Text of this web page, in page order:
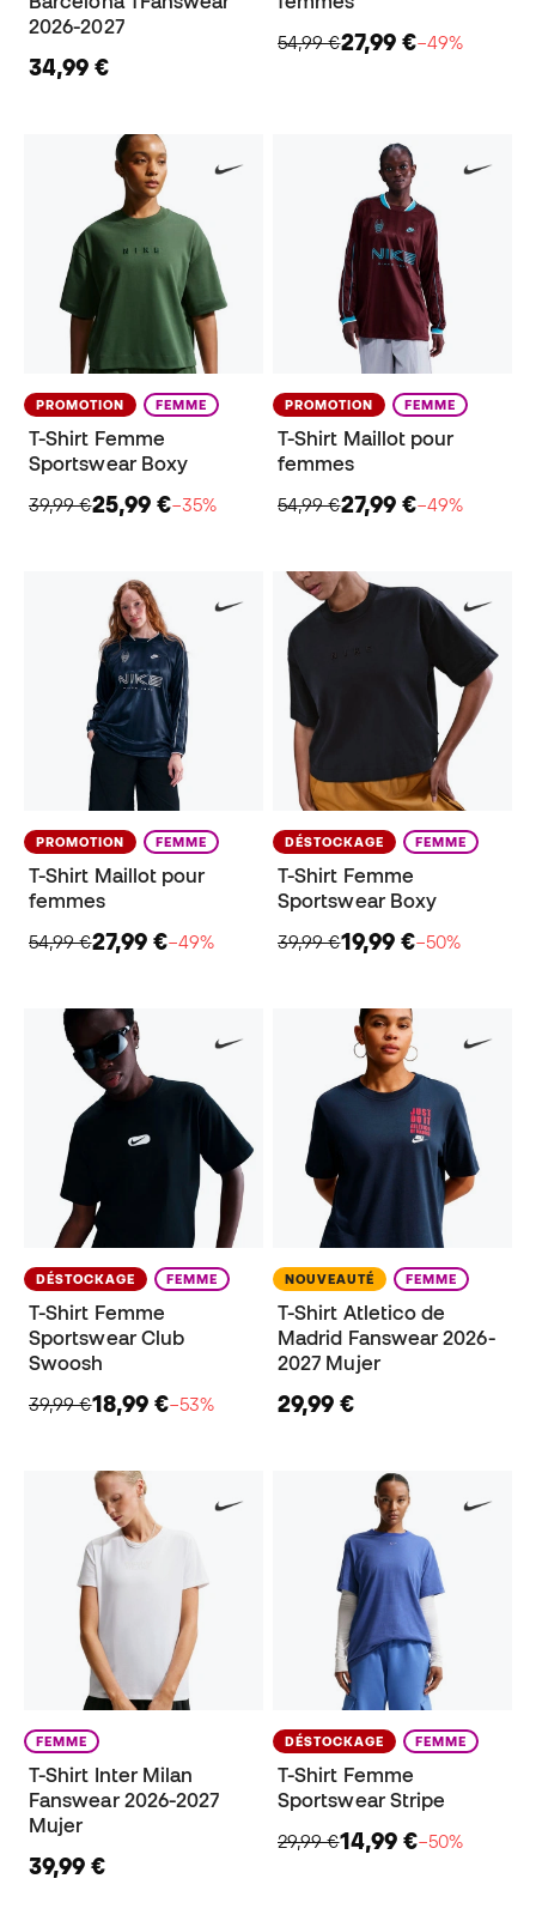
2026-2027
34,99 €
54,99 €27,99 €−49%
PROMOTION FEMME
T-Shirt Femme
Sportswear Boxy
39,99 €25,99 €−35%
PROMOTION FEMME
T-Shirt Maillot pour
femmes
54,99 €27,99 €−49%
PROMOTION FEMME
T-Shirt Maillot pour
femmes
54,99 €27,99 €−49%
DÉSTOCKAGE FEMME
T-Shirt Femme
Sportswear Boxy
39,99 €19,99 €−50%
DÉSTOCKAGE FEMME
T-Shirt Femme
Sportswear Club
Swoosh
39,99 €18,99 €−53%
NOUVEAUTÉ FEMME
T-Shirt Atletico de
Madrid Fanswear 2026-
2027 Mujer
29,99 €
FEMME
T-Shirt Inter Milan
Fanswear 2026-2027
Mujer
39,99 €
DÉSTOCKAGE FEMME
T-Shirt Femme
Sportswear Stripe
29,99 €14,99 €−50%